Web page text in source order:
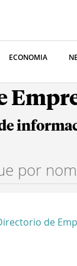
ECONOMIA
de